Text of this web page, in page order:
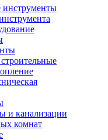
инструменты
и канализации
комнат